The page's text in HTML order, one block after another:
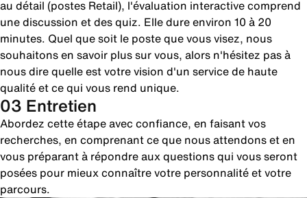
au détail (postes Retail), l'évaluation interactive comprend
une discussion et des quiz. Elle dure environ 10 à 20
minutes. Quel que soit le poste que vous visez, nous
souhaitons en savoir plus sur vous, alors n'hésitez pas à
nous dire quelle est votre vision d'un service de haute
qualité et ce qui vous rend unique.
03 Entretien
Abordez cette étape avec confiance, en faisant vos
recherches, en comprenant ce que nous attendons et en
vous préparant à répondre aux questions qui vous seront
posées pour mieux connaître votre personnalité et votre
parcours.